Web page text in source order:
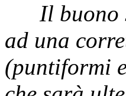
Il buono
ad una
(puntiformi